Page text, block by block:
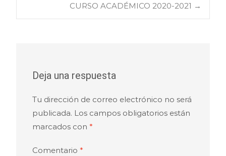
CURSO ACADÉMICO 2020-2021 →
Deja una respuesta
Tu dirección de correo electrónico no será
publicada. Los campos obligatorios están
marcados con *
Comentario *